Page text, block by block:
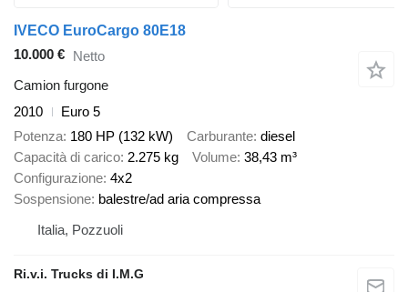
IVECO EuroCargo 80E18
10.000 € Netto
Camion furgone
2010
Euro 5
Potenza 180 HP (132 kW) Carburante diesel
Capacità di carico 2.275 kg Volume 38,43 m³
Configurazione 4x2
Sospensione balestre/ad aria compressa
Italia, Pozzuoli
Ri.v.i. Trucks di I.M.G